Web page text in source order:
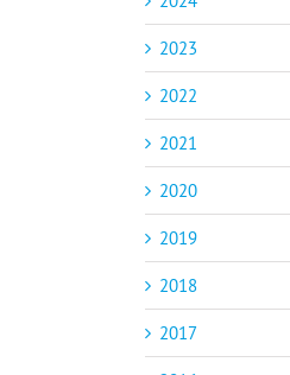
2023
2022
2021
2020
2019
2018
2017